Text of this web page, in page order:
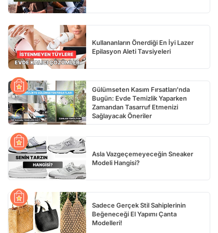
Kullananların Önerdiği En İyi Lazer
Epilasyon Aleti Tavsiyeleri
Gülümseten Kasım Fırsatları'nda
Bugün: Evde Temizlik Yaparken
Zamandan Tasarruf Etmenizi
Sağlayacak Öneriler
Asla Vazgeçemeyeceğin Sneaker
Modeli Hangisi?
Sadece Gerçek Stil Sahiplerinin
Beğeneceği El Yapımı Çanta
Modelleri!